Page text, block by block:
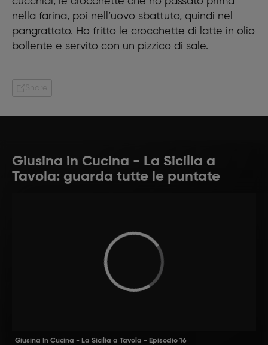
nella farina, poi nell’uovo sbattuto, quindi nel
pangrattato. Ho fritto le crocchette di latte in olio
bollente e servito con un pizzico di sale.
Share
Giusina in Cucina - La Sicilia a
Tavola: guarda tutte le puntate
Giusina In Cucina - La Sicilia a Tavola - Episodio 16